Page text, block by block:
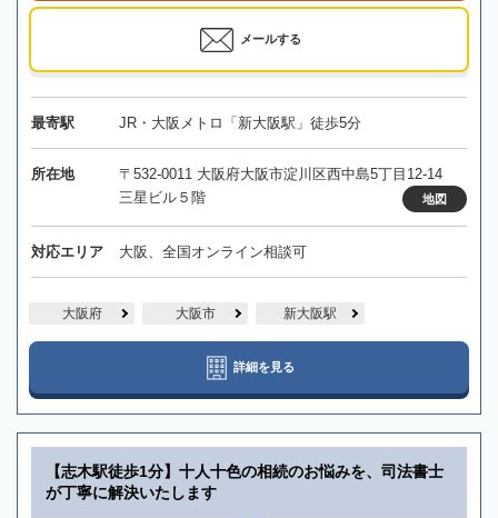
メールする
最寄駅 JR・大阪メトロ「新大阪駅」徒歩5分
所在地
〒532-0011 大阪府大阪市淀川区西中島5丁目12-14
三星ビル５階
地図
対応エリア 大阪、全国オンライン相談可
大阪府 大阪市 新大阪駅
詳細を見る
【志木駅徒歩1分】十人十色の相続のお悩みを、司法書士
が丁寧に解決いたします